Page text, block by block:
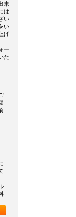
来
は
い
い
げ
ー
た